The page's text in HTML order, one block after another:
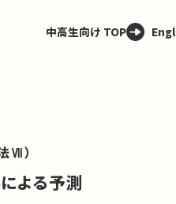
中高生向け TOP
Ⅶ）
よる予測